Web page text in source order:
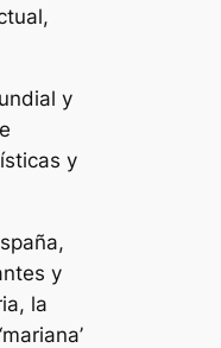
y
y
y
la